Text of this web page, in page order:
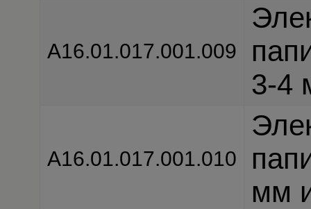
А16.01.017.001.009
3-4
А16.01.017.001.010
мм